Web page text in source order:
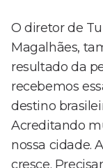
O diretor de
Magalhães,
resultado da
recebemos
destino
Acreditando
nossa cidade.
cresce.